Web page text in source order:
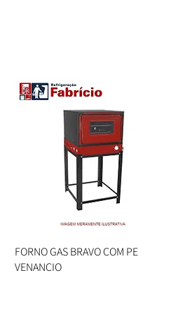
Visualização rápida
FORNO GAS BRAVO COM PE
VENANCIO